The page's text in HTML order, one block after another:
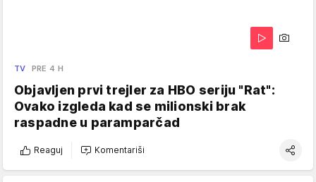
TV PRE 4 H
Objavljen prvi trejler za HBO seriju "Rat":
Ovako izgleda kad se milionski brak
raspadne u paramparčad
Reaguj Komentariši